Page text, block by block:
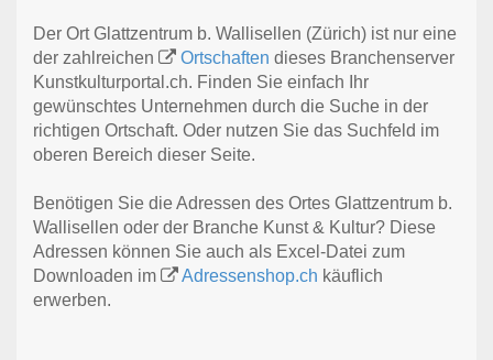
Der Ort Glattzentrum b. Wallisellen (Zürich) ist nur eine
der zahlreichen
Ortschaften dieses Branchenserver
Kunstkulturportal.ch. Finden Sie einfach Ihr
gewünschtes Unternehmen durch die Suche in der
richtigen Ortschaft. Oder nutzen Sie das Suchfeld im
oberen Bereich dieser Seite.
Benötigen Sie die Adressen des Ortes Glattzentrum b.
Wallisellen oder der Branche Kunst & Kultur? Diese
Adressen können Sie auch als Excel-Datei zum
Downloaden im
Adressenshop.ch käuflich
erwerben.